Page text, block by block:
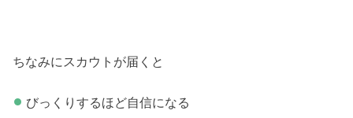
ちなみにスカウトが届くと
びっくりするほど自信になる